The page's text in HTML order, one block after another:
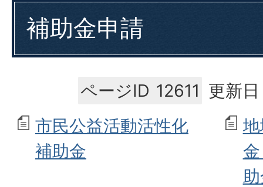
補助金申請
ページID 12611 更新
市民公益活動活性化
補助金